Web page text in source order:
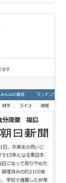
したといい
飯を出して
３日が卒
が亡くな…